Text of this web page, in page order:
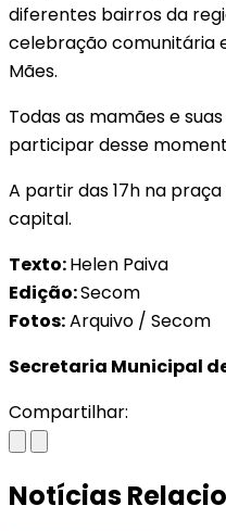
diferentes bairros da
celebração comunitária
Mães.
Todas as mamães e
participar desse
A partir das 17h na
capital.
Texto:Helen Paiva
Edição:Secom
Fotos:Arquivo / Secom
Secretaria Municipal
Compartilhar:
Notícias